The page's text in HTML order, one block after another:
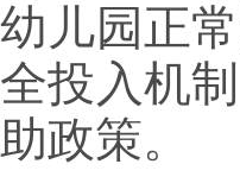
幼儿园正
全投入机
助政策。